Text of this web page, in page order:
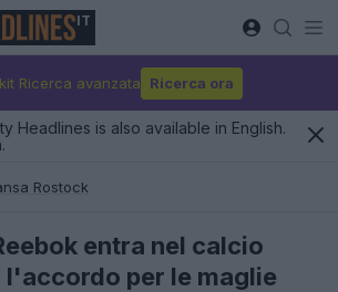
IT
Ricerca avanzata Ricerca ora
Headlines is also available in English.
Rostock
entra nel calcio
per le maglie